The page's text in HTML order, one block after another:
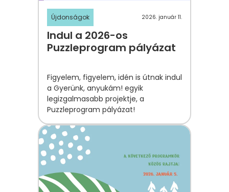
Újdonságok 2026. január 11.
Indul a 2026-os
Puzzleprogram pályázat
Figyelem, figyelem, idén is útnak indul
a Gyerünk, anyukám! egyik
legizgalmasabb projektje, a
Puzzleprogram pályázat!